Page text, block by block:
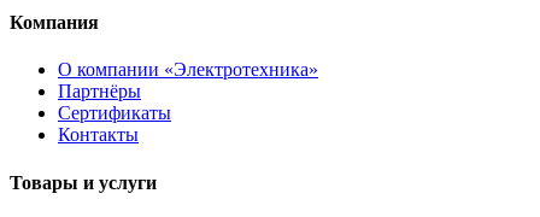
Компания
О компании «Электротехника»
Партнёры
Сертификаты
Контакты
Товары и услуги